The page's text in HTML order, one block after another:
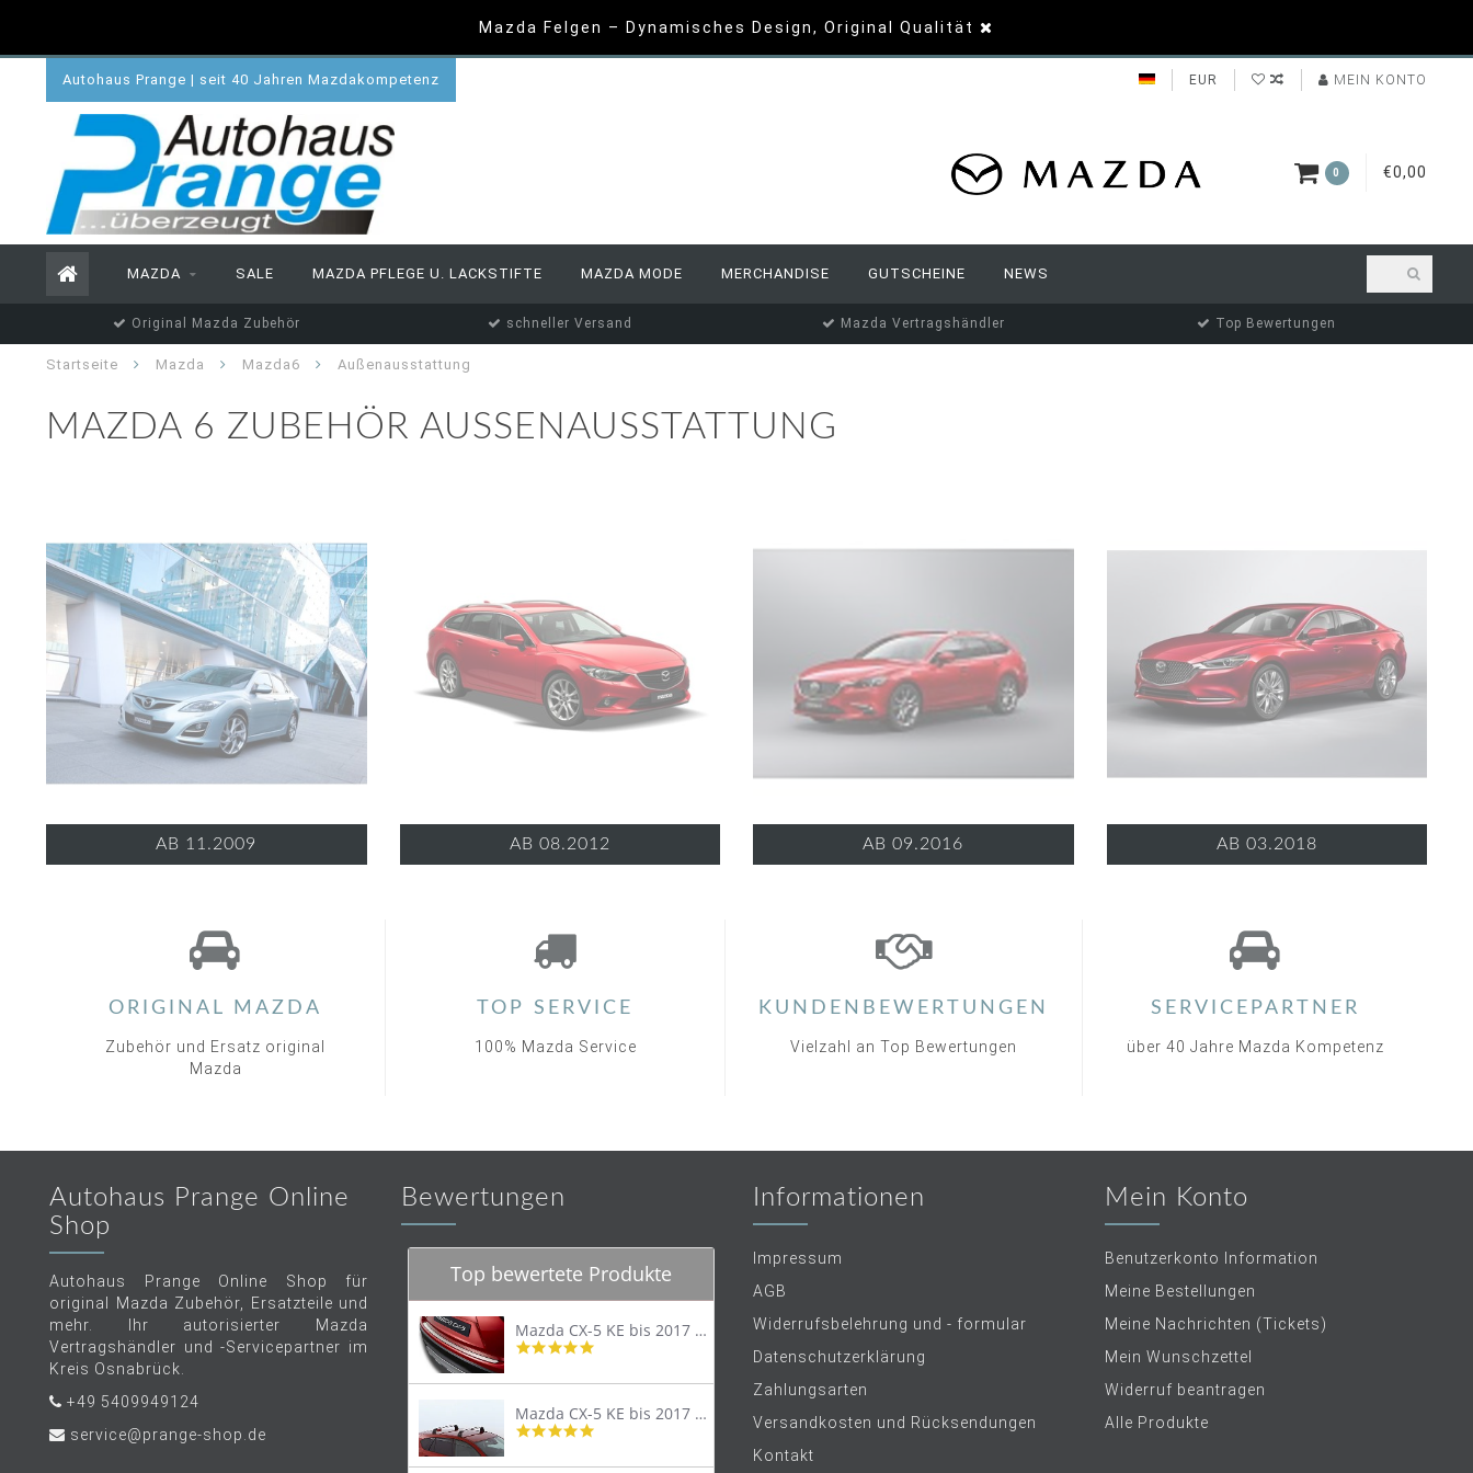
Mazda Felgen – Dynamisches Design, Original Qualität
Autohaus Prange | seit 40 Jahren Mazdakompetenz EUR MEIN KONTO
0 €0,00
MAZDA SALE MAZDA PFLEGE U. LACKSTIFTE MAZDA MODE MERCHANDISE GUTSCHEINE NEWS
Original Mazda Zubehör schneller Versand Mazda Vertragshändler Top Bewertungen
Startseite Mazda Mazda6 Außenausstattung
MAZDA 6 ZUBEHÖR AUSSENAUSSTATTUNG
AB 11.2009 AB 08.2012 AB 09.2016 AB 03.2018
ORIGINAL MAZDA
Zubehör und Ersatz original
Mazda
TOP SERVICE
100% Mazda Service
KUNDENBEWERTUNGEN
Vielzahl an Top Bewertungen
SERVICEPARTNER
über 40 Jahre Mazda Kompetenz
Autohaus Prange Online
Shop
Autohaus Prange Online Shop für
original Mazda Zubehör, Ersatzteile und
mehr. Ihr autorisierter Mazda
Vertragshändler und -Servicepartner im
Kreis Osnabrück.
+49 5409949124
service@prange-shop.de
Bewertungen
Top bewertete Produkte
Mazda CX-5 KE bis 2017 Trittschutzleiste Edelstahl original
4.8
rating
Mazda CX-5 KE bis 2017 Lastenträger Dachträger
4.9
rating
Informationen
Impressum
AGB
Widerrufsbelehrung und - formular
Datenschutzerklärung
Zahlungsarten
Versandkosten und Rücksendungen
Kontakt
Mein Konto
Benutzerkonto Information
Meine Bestellungen
Meine Nachrichten (Tickets)
Mein Wunschzettel
Widerruf beantragen
Alle Produkte